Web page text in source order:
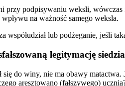
przy podpisywaniu weksli,
na ważność samego weksla.
lub podżeganie, jeśli
legitymację
do winy, nie ma obawy
aresztowano (fałszywego)